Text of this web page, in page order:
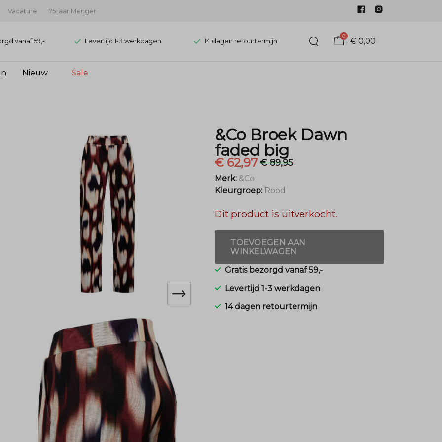
Vacature 75 jaar Menger
vanaf 59,- Levertijd 1-3 werkdagen 14 dagen retourtermijn
0
€ 0,00
Nieuw Sale
&Co Broek Dawn
faded big
€ 62,97€ 89,95
Merk: &Co
Kleurgroep: Rood
Dit product is uitverkocht.
TOEVOEGEN AAN
WINKELWAGEN
Gratis bezorgd vanaf 59,-
Levertijd 1-3 werkdagen
14 dagen retourtermijn